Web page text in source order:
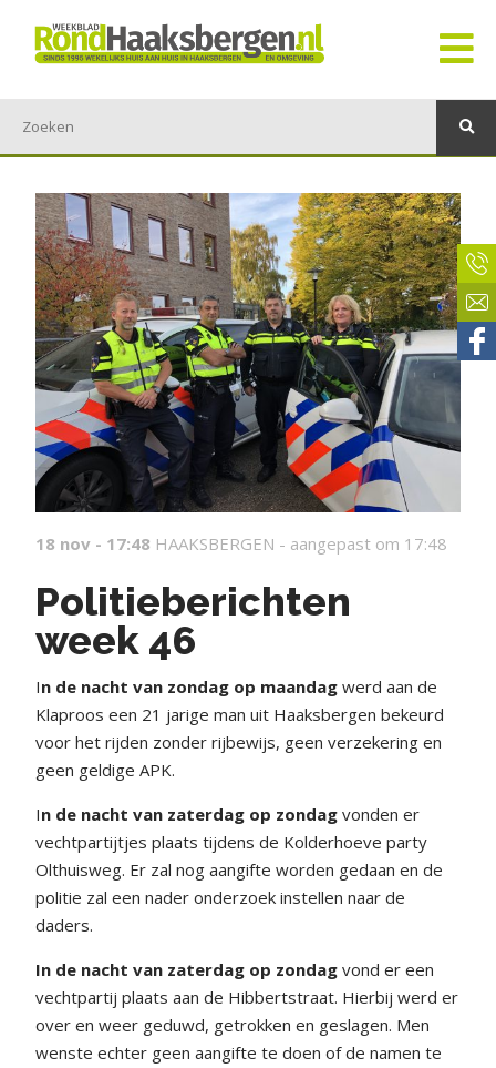
18 nov - 17:48 HAAKSBERGEN - aangepast om 17:48
Politieberichten
week 46
In de nacht van zondag op maandag werd aan de
Klaproos een 21 jarige man uit Haaksbergen bekeurd
voor het rijden zonder rijbewijs, geen verzekering en
geen geldige APK.
In de nacht van zaterdag op zondag vonden er
vechtpartijtjes plaats tijdens de Kolderhoeve party
Olthuisweg. Er zal nog aangifte worden gedaan en de
politie zal een nader onderzoek instellen naar de
daders.
In de nacht van zaterdag op zondag vond er een
vechtpartij plaats aan de Hibbertstraat. Hierbij werd er
over en weer geduwd, getrokken en geslagen. Men
wenste echter geen aangifte te doen of de namen te